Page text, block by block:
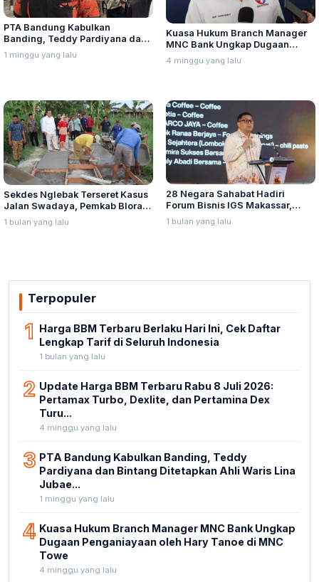
PTA Bandung Kabulkan
Banding, Teddy Pardiyana dan
Bintang Ditetapkan Ahli Waris
Lina Jubaedah
1 minggu yang lalu
Kuasa Hukum Branch Manager
MNC Bank Ungkap Dugaan
Penganiayaan oleh Hary Tanoe
di MNC Towe
4 minggu yang lalu
Sekdes Nglebak Terseret Kasus
Jalan Swadaya, Pemkab Blora
Sebut Pendampingan Hukum
Bukan Kewenangannya
1 bulan yang lalu
28 Negara Sahabat Hadiri
Forum Bisnis IGS Makassar,
Munafri Tawarkan Investasi
Stadion Untia
1 bulan yang lalu
Terpopuler
1 Harga BBM Terbaru Berlaku Hari Ini, Cek Daftar
Lengkap Tarif di Seluruh Indonesia
1 bulan yang lalu
2 Update Harga BBM Terbaru Rabu 8 Juli 2026:
Pertamax Turbo, Dexlite, dan Pertamina Dex
Turu...
4 minggu yang lalu
3 PTA Bandung Kabulkan Banding, Teddy
Pardiyana dan Bintang Ditetapkan Ahli Waris Lina
Jubae...
1 minggu yang lalu
4 Kuasa Hukum Branch Manager MNC Bank Ungkap
Dugaan Penganiayaan oleh Hary Tanoe di MNC
Towe
4 minggu yang lalu